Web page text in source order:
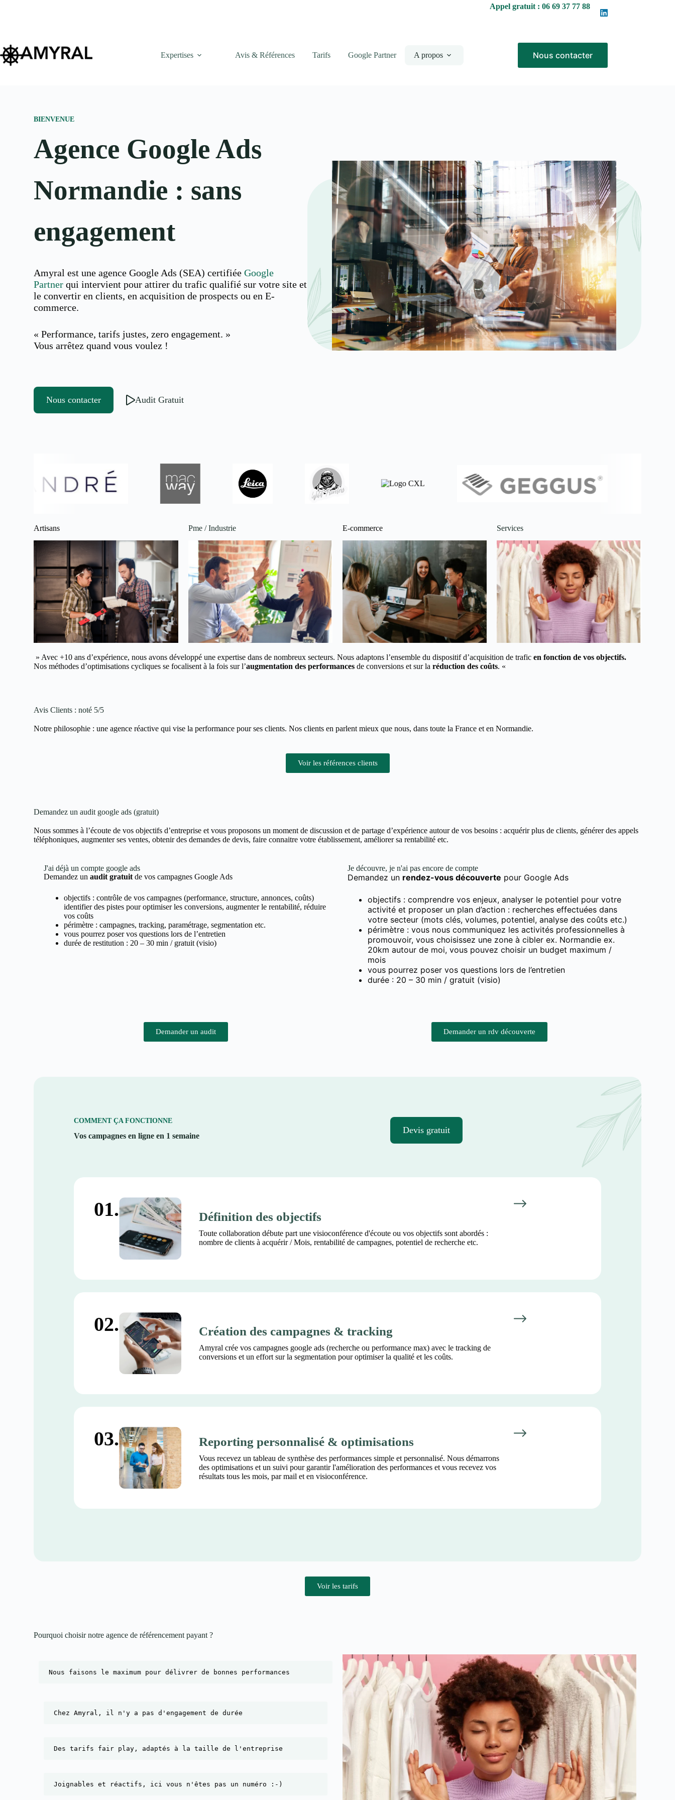
Appel gratuit : 06 69 37 77 88
Expertises Avis & Références Tarifs Google Partner A propos Nous contacter
BIENVENUE
Agence Google Ads
Normandie : sans
engagement
Amyral est une agence Google Ads (SEA) certifiéeGoogle
Partner qui intervient pour attirer du trafic qualifié sur votre site et
le convertir en clients, en acquisition de prospects ou en E-
commerce.
« Performance, tarifs justes, zero engagement. »
Vous arrêtez quand vous voulez !
Nous contacter Audit Gratuit
Artisans Pme / Industrie E-commerce Services
» Avec +10 ans d’expérience, nous avons développé une expertise dans de nombreux secteurs.Nous adaptons l’ensemble du dispositif d’acquisition de traficen fonction de vos objectifs.
Nos méthodes d’optimisations cycliques se focalisent à la fois sur l’augmentation des performances de conversions etsur laréduction des coûts. «
Avis Clients : noté 5/5
Notre philosophie : une agence réactive qui vise la performance pour ses clients. Nos clients en parlent mieux que nous, dans toute la France et en Normandie.
Voir les références clients
Demandez un audit google ads (gratuit)
Nous sommes à l’écoute de vos objectifs d’entreprise et vous proposons un moment de discussion et de partage d’expérience autour de vos besoins : acquérir plus de clients, générer des appels
téléphoniques, augmenter ses ventes, obtenir des demandes de devis, faire connaitre votre établissement, améliorer sa rentabilité etc.
J'ai déjà un compte google ads
Demandez unaudit gratuit de vos campagnes Google Ads
objectifs : contrôle de vos campagnes (performance, structure, annonces, coûts)
identifier des pistes pour optimiser les conversions, augmenter le rentabilité, réduire
vos coûts
périmètre : campagnes, tracking, paramétrage, segmentation etc.
vous pourrez poser vos questions lors de l’entretien
durée de restitution : 20 – 30 min / gratuit (visio)
Je découvre, je n'ai pas encore de compte
Demandez un rendez-vous découverte pour Google Ads
objectifs : comprendre vos enjeux, analyser le potentiel pour votre
activité et proposer un plan d’action : recherches effectuées dans
votre secteur (mots clés, volumes, potentiel, analyse des coûts etc.)
périmètre : vous nous communiquez les activités professionnelles à
promouvoir, vous choisissez une zone à cibler ex. Normandie ex.
20km autour de moi, vous pouvez choisir un budget maximum /
mois
vous pourrez poser vos questions lors de l’entretien
durée : 20 – 30 min / gratuit (visio)
Demander un audit Demander un rdv découverte
COMMENT ÇA FONCTIONNE
Vos campagnes en ligne en 1 semaine
Devis gratuit
01. Définition des objectifs
Toute collaboration débute part une visioconférence d'écoute ou vos objectifs sont abordés :
nombre de clients à acquérir / Mois, rentabilité de campagnes, potentiel de recherche etc.
02. Création des campagnes & tracking
Amyral crée vos campagnes google ads (recherche ou performance max) avec le tracking de
conversions et un effort sur la segmentation pour optimiser la qualité et les coûts.
03. Reporting personnalisé & optimisations
Vous recevez un tableau de synthèse des performances simple et personnalisé. Nous démarrons
des optimisations et un suivi pour garantir l'amélioration des performances et vous recevez vos
résultats tous les mois, par mail et en visioconférence.
Voir les tarifs
Pourquoi choisir notre agence de référencement payant ?​
Nous faisons le maximum pour délivrer de bonnes performances
Chez Amyral, il n'y a pas d'engagement de durée
Des tarifs fair play, adaptés à la taille de l'entreprise
Joignables et réactifs, ici vous n'êtes pas un numéro :-)